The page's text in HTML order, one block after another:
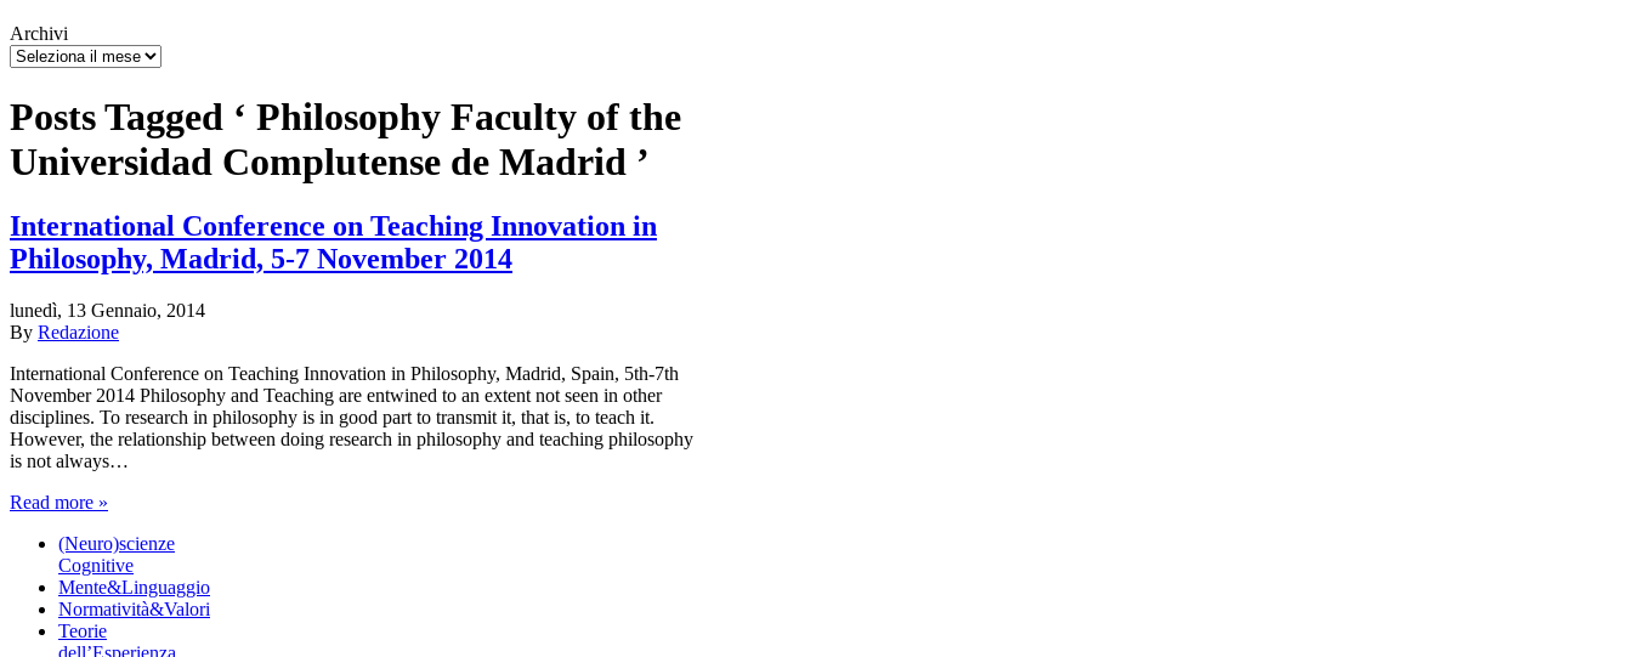
Archivi
Posts Tagged ‘ Philosophy Faculty of the
Universidad Complutense de Madrid ’
International Conference on Teaching Innovation in
Philosophy, Madrid, 5-7 November 2014
lunedì, 13 Gennaio, 2014
By Redazione
International Conference on Teaching Innovation in Philosophy, Madrid, Spain, 5th-7th
November 2014 Philosophy and Teaching are entwined to an extent not seen in other
disciplines. To research in philosophy is in good part to transmit it, that is, to teach it.
However, the relationship between doing research in philosophy and teaching philosophy
is not always…
Read more »
(Neuro)scienze
Cognitive
Mente&Linguaggio
Normatività&Valori
Teorie
dell’Esperienza